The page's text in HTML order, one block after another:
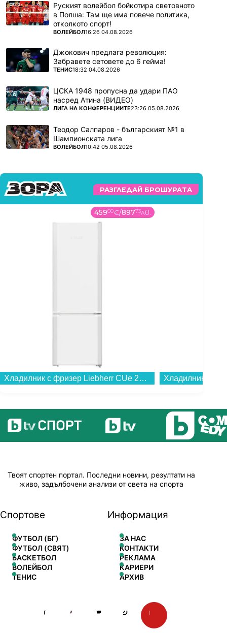
Руският волейбол бойкотира световното
в Полша: Там ще има повече политика,
отколкото спорт!
ПОВЕЧЕ ОТ
ВОЛЕЙБОЛ16:26 04.08.2026
Джокович предлага революция:
Забравете сетовете до 6 гейма!
ПОВЕЧЕ ОТ
ТЕНИС18:32 04.08.2026
ЦСКА 1948 пропусна да удари ПАО
насред Атина (ВИДЕО)
ПОВЕЧЕ ОТ
ЛИГА НА КОНФЕРЕНЦИИТЕ23:26 05.08.2026
Теодор Салпаров - българският №1 в
Шампионската лига
ПОВЕЧЕ ОТ
ВОЛЕЙБОЛ10:42 05.08.2026
РАЗГЛЕДАЙ БРОШУРАТА
45900€/89773лв.
Хладилник с фризер Liebherr CUe 281-26 , 266 l, E , SmartFrost , Бял...
Твоят спортен портал. Последни новини, резултати на
живо, задълбочени анализи от света на спорта
Спортове
ФУТБОЛ (БГ)
ФУТБОЛ (СВЯТ)
БАСКЕТБОЛ
ВОЛЕЙБОЛ
ТЕНИС
Информация
ЗА НАС
КОНТАКТИ
РЕКЛАМА
КАРИЕРИ
АРХИВ